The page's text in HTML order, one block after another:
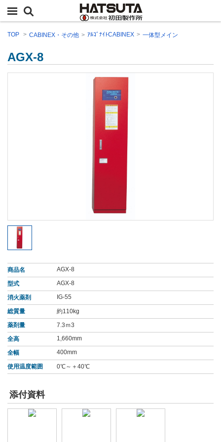
TOP CABINEX・その他 ｱﾙｺﾞﾅｲﾄCABINEX 一体型メイン
AGX-8
商品名 AGX-8
型式 AGX-8
消火薬剤 IG-55
総質量
約110kg
薬剤量
7.3ｍ3
全高
1,660mm
全幅 400mm
使用温度範囲 0℃～＋40℃
添付資料